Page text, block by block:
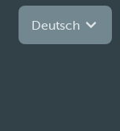
Deutsch